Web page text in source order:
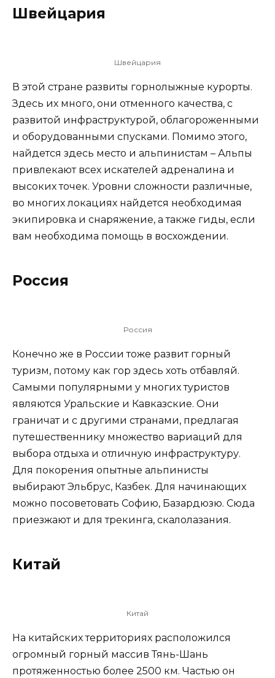
Швейцария
Швейцария
В этой стране развиты горнолыжные курорты.
Здесь их много, они отменного качества, с
развитой инфраструктурой, облагороженными
и оборудованными спусками. Помимо этого,
найдется здесь место и альпинистам – Альпы
привлекают всех искателей адреналина и
высоких точек. Уровни сложности различные,
во многих локациях найдется необходимая
экипировка и снаряжение, а также гиды, если
вам необходима помощь в восхождении.
Россия
Россия
Конечно же в России тоже развит горный
туризм, потому как гор здесь хоть отбавляй.
Самыми популярными у многих туристов
являются Уральские и Кавказские. Они
граничат и с другими странами, предлагая
путешественнику множество вариаций для
выбора отдыха и отличную инфраструктуру.
Для покорения опытные альпинисты
выбирают Эльбрус, Казбек. Для начинающих
можно посоветовать Софию, Базардюзю. Сюда
приезжают и для трекинга, скалолазания.
Китай
Китай
На китайских территориях расположился
огромный горный массив Тянь-Шань
протяженностью более 2500 км. Частью он